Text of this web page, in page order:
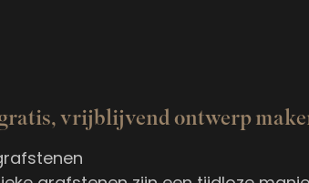
vrijblijvend ontwerp